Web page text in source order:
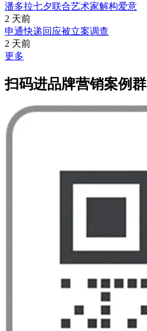
潘多拉七夕联合艺术家解构爱意
2 天前
申通快递回应被立案调查
2 天前
更多
扫码进品牌营销案例群